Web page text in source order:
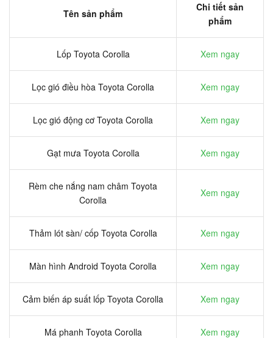
Tên sản phẩm
Chi tiết sản
phẩm
Lốp Toyota Corolla Xem ngay
Lọc gió điều hòa Toyota Corolla Xem ngay
Lọc gió động cơ Toyota Corolla Xem ngay
Gạt mưa Toyota Corolla Xem ngay
Rèm che nắng nam châm Toyota
Corolla
Xem ngay
Thảm lót sàn/ cốp Toyota Corolla Xem ngay
Màn hình Android Toyota Corolla Xem ngay
Cảm biến áp suất lốp Toyota Corolla Xem ngay
Má phanh Toyota Corolla Xem ngay